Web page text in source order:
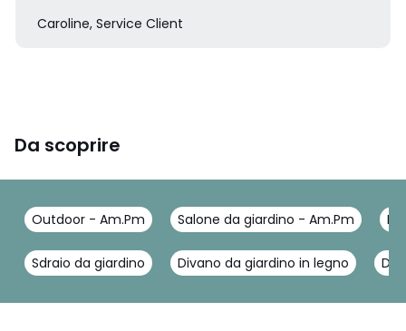
Caroline, Service Client
Da scoprire
Outdoor - Am.Pm Salone da giardino - Am.Pm
Sdraio da giardino Divano da giardino in legno